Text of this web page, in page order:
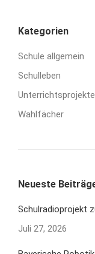
Kategorien
Schule allgemein
Schulleben
Unterrichtsprojekte
Wahlfächer
Neueste
Schulradioprojekt
Juli 27, 2026